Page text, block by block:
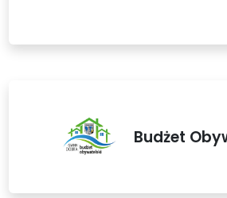
Budżet